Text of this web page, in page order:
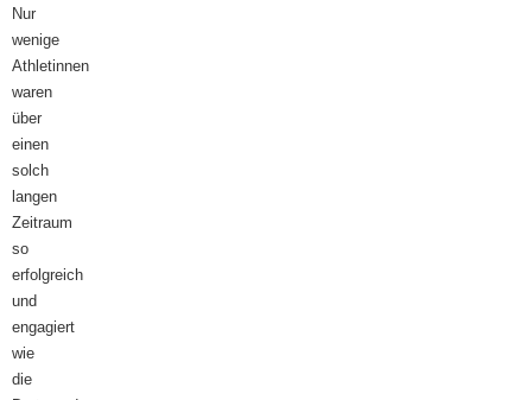
Nur
wenige
Athletinnen
waren
über
einen
solch
langen
Zeitraum
so
erfolgreich
und
engagiert
wie
die